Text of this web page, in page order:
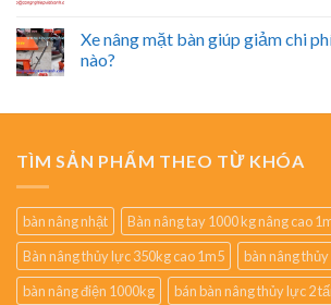
Xe nâng mặt bàn giúp giảm chi
nào?
TÌM SẢN PHẨM THEO TỪ KHÓA
bàn nâng nhật
Bàn nâng tay 1000 kg nâng cao
Bàn nâng thủy lực 350kg cao 1m5
bàn nâng
bàn nâng điện 1000kg
bán bàn nâng thủy lực 2